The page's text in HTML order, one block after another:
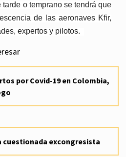
o temprano se tendrá que
de las aeronaves Kfir,
expertos y pilotos.
por Covid-19 en Colombia,
cuestionada excongresista